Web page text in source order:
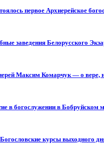
первое Архиерейское
заведения Белорусского
Максим Комарчук — о вере,
в богослужении в
курсы выходного